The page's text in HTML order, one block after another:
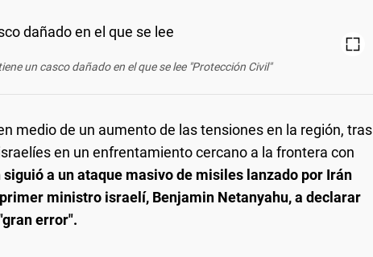
un casco dañado en el que se lee "Protección Civil"
medio de un aumento de las tensiones en la región, tras
en un enfrentamiento cercano a la frontera con
a un ataque masivo de misiles lanzado por Irán
ministro israelí, Benjamin Netanyahu, a declarar
error".